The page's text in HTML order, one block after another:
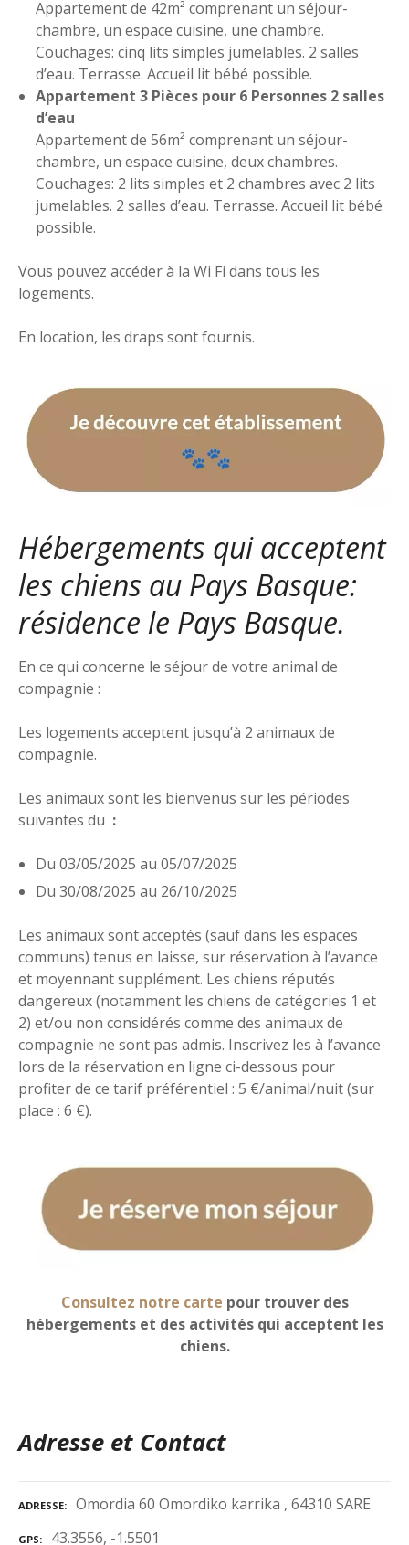
Appartement de 42m² comprenant un séjour-
chambre, un espace cuisine, une chambre.
Couchages: cinq lits simples jumelables. 2 salles
d’eau. Terrasse. Accueil lit bébé possible.
Appartement 3 Pièces pour 6 Personnes 2 salles
d’eau
Appartement de 56m² comprenant un séjour-
chambre, un espace cuisine, deux chambres.
Couchages: 2 lits simples et 2 chambres avec 2 lits
jumelables. 2 salles d’eau. Terrasse. Accueil lit bébé
possible.
Vous pouvez accéder à la Wi Fi dans tous les
logements.
En location, les draps sont fournis.
Hébergements qui acceptent
les chiens au Pays Basque:
résidence le Pays Basque.
En ce qui concerne le séjour de votre animal de
compagnie :
Les logements acceptent jusqu’à 2 animaux de
compagnie.
Les animaux sont les bienvenus sur les périodes
suivantes du :
Du 03/05/2025 au 05/07/2025
Du 30/08/2025 au 26/10/2025
Les animaux sont acceptés (sauf dans les espaces
communs) tenus en laisse, sur réservation à l’avance
et moyennant supplément. Les chiens réputés
dangereux (notamment les chiens de catégories 1 et
2) et/ou non considérés comme des animaux de
compagnie ne sont pas admis. Inscrivez les à l’avance
lors de la réservation en ligne ci-dessous pour
profiter de ce tarif préférentiel : 5 €/animal/nuit (sur
place : 6 €).
Consultez notre carte pour trouver des
hébergements et des activités qui acceptent les
chiens.
Adresse et Contact
ADRESSE Omordia 60 Omordiko karrika , 64310 SARE
GPS 43.3556, -1.5501